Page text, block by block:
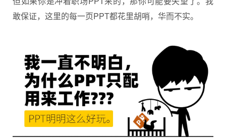
敢保证，这里的每一页PPT都花里胡哨，华而不实。